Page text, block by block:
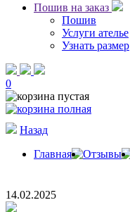
Пошив на заказ
Пошив
Услуги ателье
Узнать размер
0
Назад
Главная
Отзывы
14.02.2025